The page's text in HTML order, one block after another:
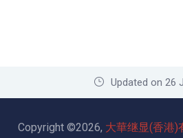
Updated on 26
Copyright ©2026, 大華继显(香港)